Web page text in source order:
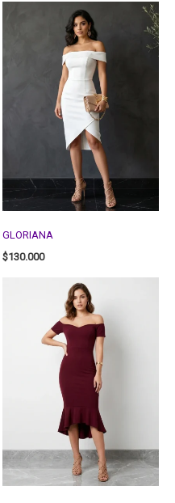
GLORIANA
$130.000